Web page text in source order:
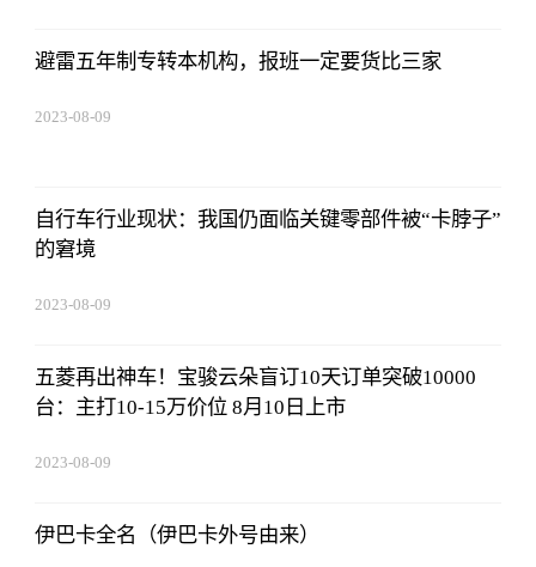
避雷五年制专转本机构，报班一定要货比三家
2023-08-09
自行车行业现状：我国仍面临关键零部件被“卡脖子”
的窘境
2023-08-09
五菱再出神车！宝骏云朵盲订10天订单突破10000
台：主打10-15万价位 8月10日上市
2023-08-09
伊巴卡全名（伊巴卡外号由来）